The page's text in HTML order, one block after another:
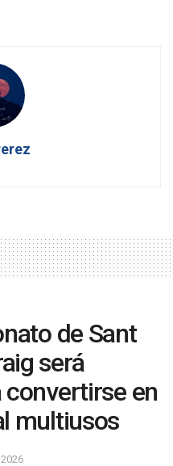
de Sant
será
en
multiusos